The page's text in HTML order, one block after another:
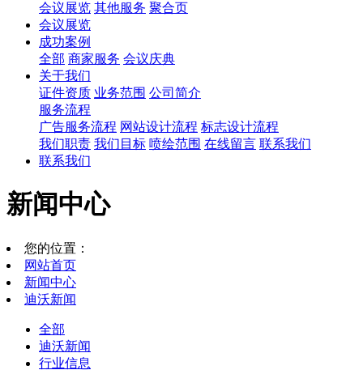
会议展览 其他服务 聚合页
会议展览
成功案例
全部 商家服务 会议庆典
关于我们
证件资质 业务范围 公司简介
服务流程
广告服务流程 网站设计流程 标志设计流程
我们职责 我们目标 喷绘范围 在线留言 联系我们
联系我们
新闻中心
您的位置：
网站首页
新闻中心
迪沃新闻
全部
迪沃新闻
行业信息